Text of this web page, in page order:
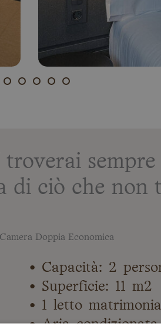
troverai
di ciò che non
Doppia Economica
• Capacità: 2
• Superficie: 11 m2
• 1 letto
• Aria condizionata